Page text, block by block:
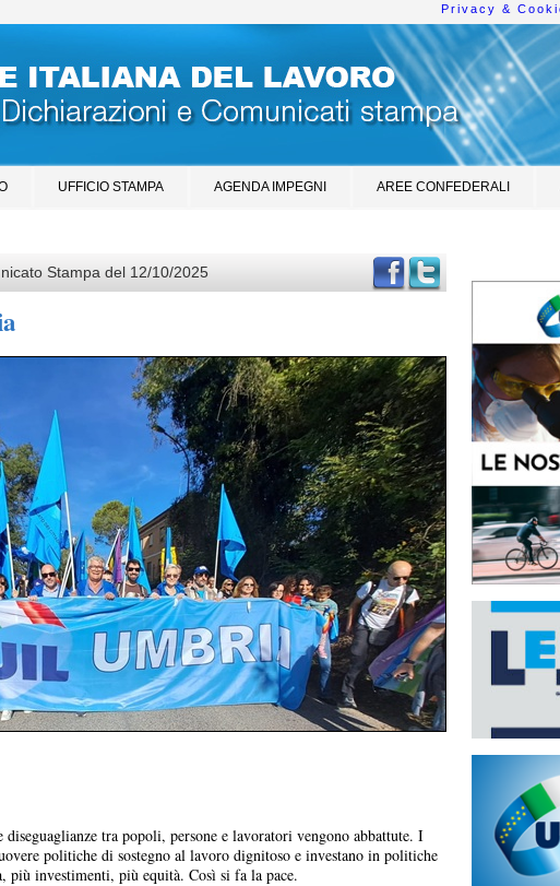
Privacy &
UFFICIO STAMPA AGENDA IMPEGNI AREE CONFEDERALI
Stampa del 12/10/2025
diseguaglianze tra popoli, persone e lavoratori vengono abbattute. I
politiche di sostegno al lavoro dignitoso e investano in politiche
più investimenti, più equità. Così si fa la pace.